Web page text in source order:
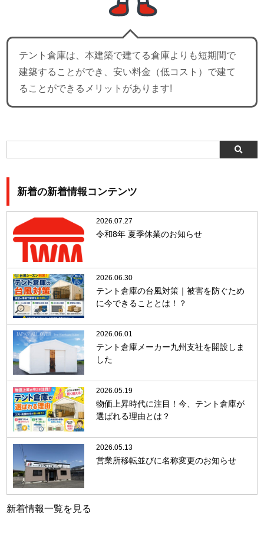
テント倉庫は、本建築で建てる倉庫よりも短期間で
建築することができ、安い料金（低コスト）で建て
ることができるメリットがあります!
新着の新着情報コンテンツ
2026.07.27
令和8年 夏季休業のお知らせ
2026.06.30
テント倉庫の台風対策｜被害を防ぐため
に今できることとは！？
2026.06.01
テント倉庫メーカー九州支社を開設しま
した
2026.05.19
物価上昇時代に注目！今、テント倉庫が
選ばれる理由とは？
2026.05.13
営業所移転並びに名称変更のお知らせ
新着情報一覧を見る